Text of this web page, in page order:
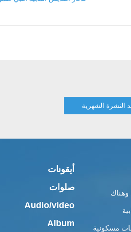
وهناك
مسكونية
أيقونات
صلوات
Audio/video
Album